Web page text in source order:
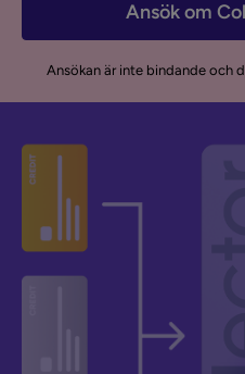
Ansök om
Ansökan är inte bindande och